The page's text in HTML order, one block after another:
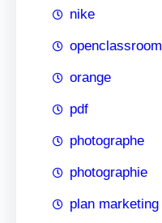
nike
openclassroom
orange
pdf
photographe
photographie
plan marketing